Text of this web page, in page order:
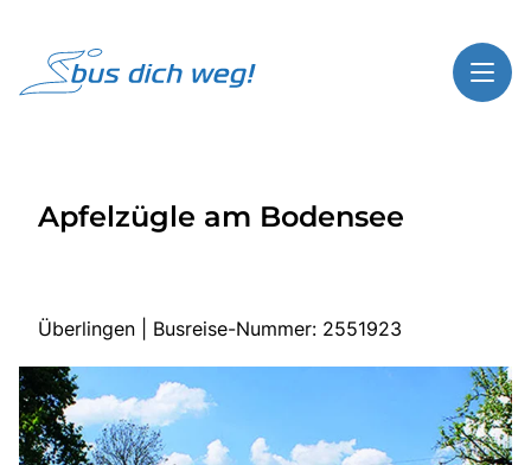
Highlights
Kontakt
Start
Busreisen
Apfelzügle am Bodensee
Überlingen | Busreise-Nummer: 2551923